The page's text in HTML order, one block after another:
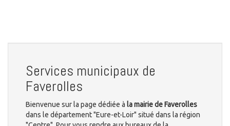
Services municipaux de
Faverolles
Bienvenue sur la page dédiée à la mairie de Faverolles
dans le département "Eure-et-Loir" situé dans la région